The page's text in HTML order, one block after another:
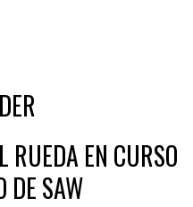
RUEDA EN CURSO
DE SAW